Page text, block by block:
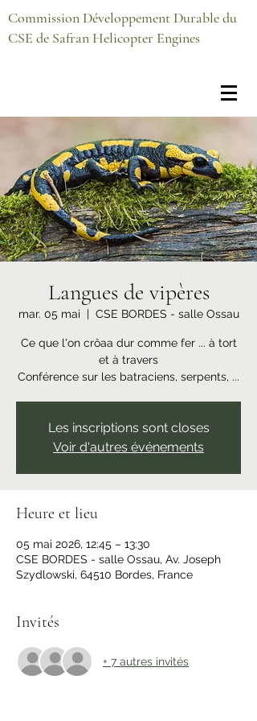
Commission Développement Durable du
CSE de Safran Helicopter Engines
Langues de vipères
mar. 05 mai
  |
CSE BORDES - salle Ossau
Ce que l'on crôaa dur comme fer ... à tort
et à travers
Conférence sur les batraciens, serpents, ...
Les inscriptions sont closes
Voir d'autres événements
Heure et lieu
05 mai 2026, 12:45 – 13:30
CSE BORDES - salle Ossau, Av. Joseph
Szydlowski, 64510 Bordes, France
Invités
+ 7 autres invités